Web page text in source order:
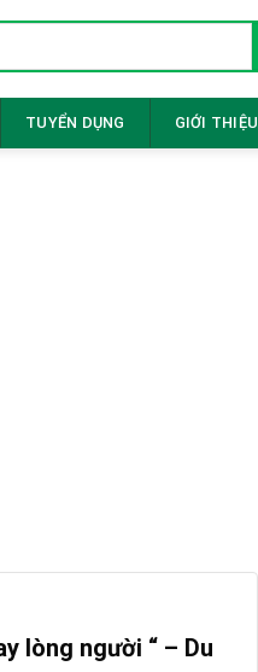
TUYỂN DỤNG GIỚI THIỆU
lòng người “ – Du